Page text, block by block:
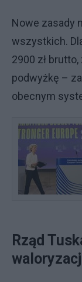
Nowe zasady
wszystkich.
2900 zł
podwyżkę –
obecnym
Rząd